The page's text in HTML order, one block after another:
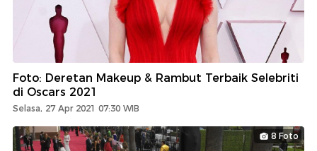
Foto: Deretan Makeup & Rambut Terbaik Selebriti
di Oscars 2021
Selasa, 27 Apr 2021 07:30 WIB
8 Foto